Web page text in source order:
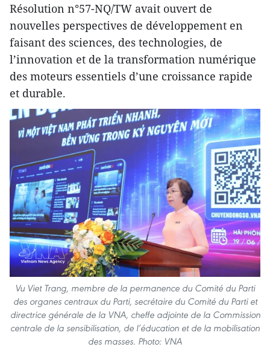
Résolution n°57-NQ/TW avait ouvert de
nouvelles perspectives de développement en
faisant des sciences, des technologies, de
l’innovation et de la transformation numérique
des moteurs essentiels d’une croissance rapide
et durable.
Vu Viet Trang, membre de la permanence du Comité du Parti
des organes centraux du Parti, secrétaire du Comité du Parti et
directrice générale de la VNA, cheffe adjointe de la Commission
centrale de la sensibilisation, de l’éducation et de la mobilisation
des masses. Photo: VNA